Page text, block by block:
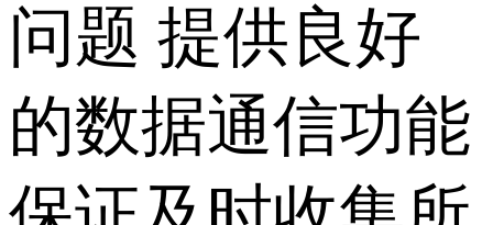
问题 提供良好
的数据通信功能